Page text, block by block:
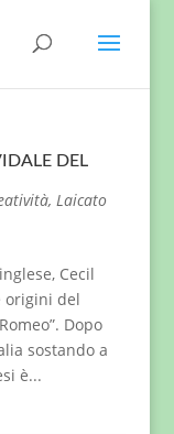
DEL
, Laicato
Cecil
origini del
Dopo
sostando a
è...